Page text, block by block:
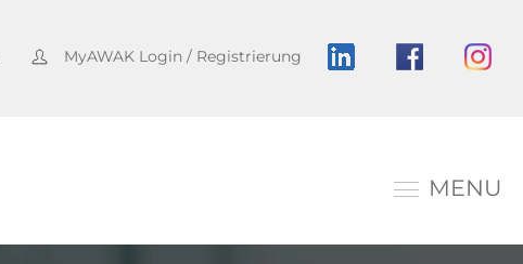
MyAWAK Login / Registrierung
MENU